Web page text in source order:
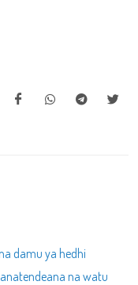
damu ya hedhi
na watu